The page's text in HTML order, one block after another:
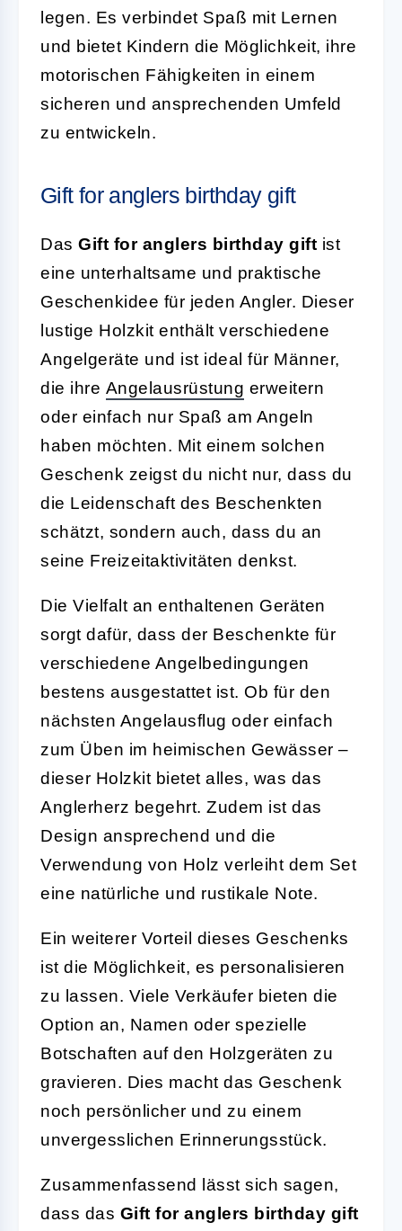
legen. Es verbindet Spaß mit Lernen
und bietet Kindern die Möglichkeit, ihre
motorischen Fähigkeiten in einem
sicheren und ansprechenden Umfeld
zu entwickeln.
Gift for anglers birthday gift
Das Gift for anglers birthday gift ist
eine unterhaltsame und praktische
Geschenkidee für jeden Angler. Dieser
lustige Holzkit enthält verschiedene
Angelgeräte und ist ideal für Männer,
die ihre Angelausrüstung erweitern
oder einfach nur Spaß am Angeln
haben möchten. Mit einem solchen
Geschenk zeigst du nicht nur, dass du
die Leidenschaft des Beschenkten
schätzt, sondern auch, dass du an
seine Freizeitaktivitäten denkst.
Die Vielfalt an enthaltenen Geräten
sorgt dafür, dass der Beschenkte für
verschiedene Angelbedingungen
bestens ausgestattet ist. Ob für den
nächsten Angelausflug oder einfach
zum Üben im heimischen Gewässer –
dieser Holzkit bietet alles, was das
Anglerherz begehrt. Zudem ist das
Design ansprechend und die
Verwendung von Holz verleiht dem Set
eine natürliche und rustikale Note.
Ein weiterer Vorteil dieses Geschenks
ist die Möglichkeit, es personalisieren
zu lassen. Viele Verkäufer bieten die
Option an, Namen oder spezielle
Botschaften auf den Holzgeräten zu
gravieren. Dies macht das Geschenk
noch persönlicher und zu einem
unvergesslichen Erinnerungsstück.
Zusammenfassend lässt sich sagen,
dass das Gift for anglers birthday gift